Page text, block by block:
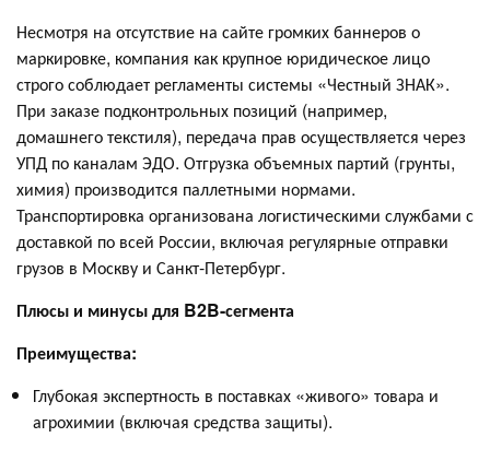
Несмотря на отсутствие на сайте громких баннеров о
маркировке, компания как крупное юридическое лицо
строго соблюдает регламенты системы «Честный ЗНАК».
При заказе подконтрольных позиций (например,
домашнего текстиля), передача прав осуществляется через
УПД по каналам ЭДО. Отгрузка объемных партий (грунты,
химия) производится паллетными нормами.
Транспортировка организована логистическими службами с
доставкой по всей России, включая регулярные отправки
грузов в Москву и Санкт-Петербург.
Плюсы и минусы для B2B-сегмента
Преимущества:
Глубокая экспертность в поставках «живого» товара и
агрохимии (включая средства защиты).